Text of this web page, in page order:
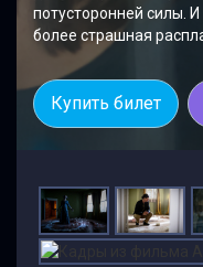
потусторонней силы.
более страшная
Купить билет